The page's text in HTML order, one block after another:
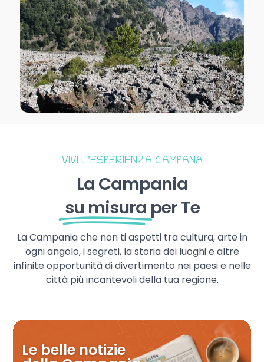
VIVI L’ESPERIENZA CAMPANA
La Campania
su misura per Te
La Campania che non ti aspetti tra cultura, arte in
ogni angolo, i segreti, la storia dei luoghi e altre
infinite opportunità di divertimento nei paesi e nelle
città più incantevoli della tua regione.
Le belle notizie